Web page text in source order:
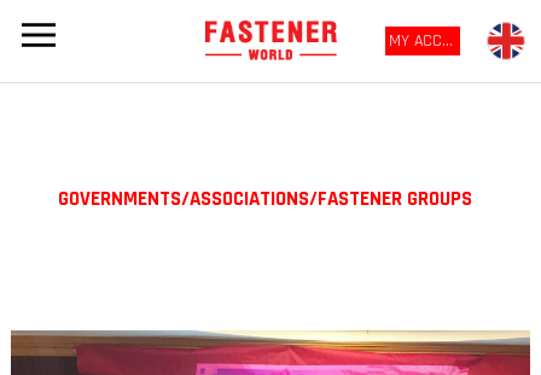
MY ACCOUNT
GOVERNMENTS/ASSOCIATIONS/FASTENER GROUPS